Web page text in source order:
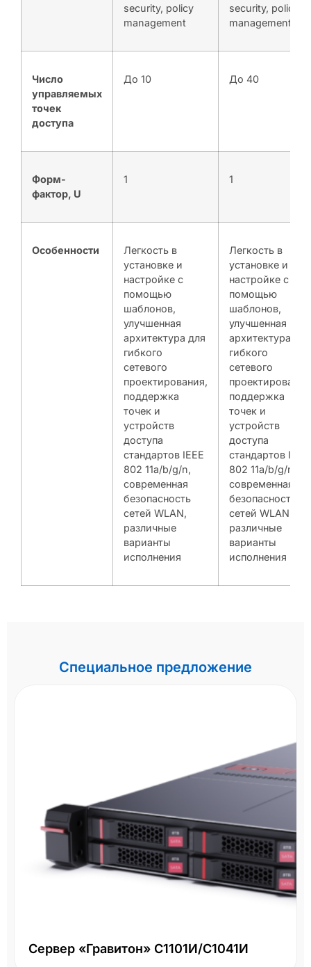
security, policy
management
security, policy
management
Число
управляемых
точек
доступа
До 10 До 40
Форм-
фактор, U
1 1
Особенности
Легкость в
установке и
настройке с
помощью
шаблонов,
улучшенная
архитектура для
гибкого
сетевого
проектирования,
поддержка
точек и
устройств
доступа
стандартов IEEE
802 11a/b/g/n,
современная
безопасность
сетей WLAN,
различные
варианты
исполнения
Легкость в
установке и
настройке с
помощью
шаблонов,
улучшенная
архитектура для
гибкого
сетевого
поддержка
точек и
устройств
доступа
стандартов IEEE
802 11a/b/g/n,
современная
безопасность
сетей WLAN,
различные
варианты
исполнения
Специальное предложение
Сервер «Гравитон» С1101И/С1041И